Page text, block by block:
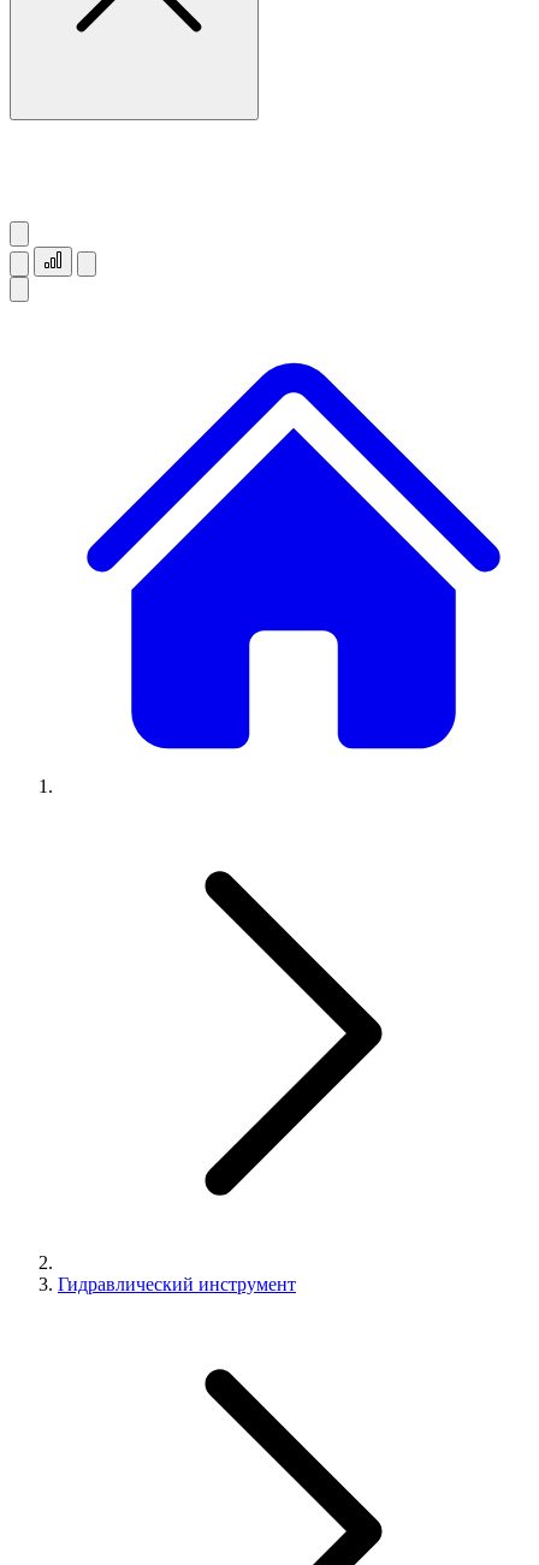
Гидравлический инструмент